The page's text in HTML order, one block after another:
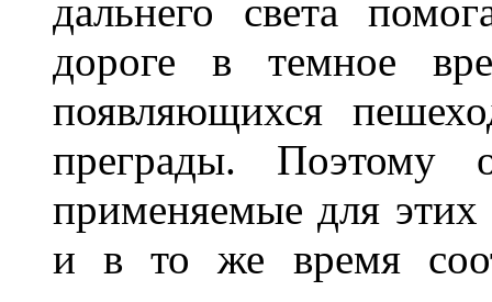
дальнего света
дороге в темное
появляющихся
преграды. Поэтому
применяемые для
и в то же время